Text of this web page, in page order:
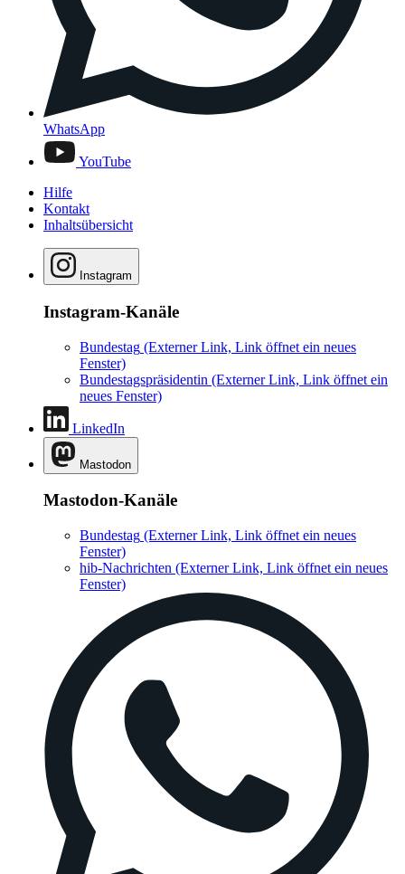
WhatsApp
YouTube
Hilfe
Kontakt
Inhaltsübersicht
Instagram
Instagram-Kanäle
Bundestag (Externer Link, Link öffnet ein neues
Fenster)
Bundestagspräsidentin (Externer Link, Link öffnet ein
neues Fenster)
LinkedIn
Mastodon
Mastodon-Kanäle
Bundestag (Externer Link, Link öffnet ein neues
Fenster)
hib-Nachrichten (Externer Link, Link öffnet ein neues
Fenster)